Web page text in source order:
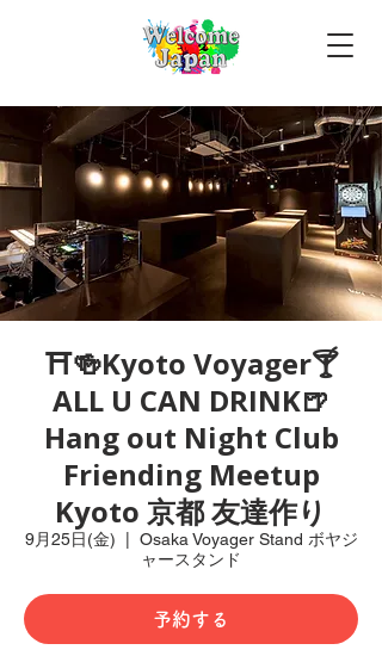
⛩🍻Kyoto Voyager🍸
ALL U CAN DRINK🍺
Hang out Night Club
Friending Meetup
Kyoto 京都 友達作り
9月25日(金)
Osaka Voyager Stand ボヤジ
ャースタンド
予約する